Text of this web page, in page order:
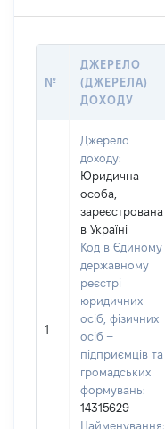
№
ДЖЕРЕЛО
(ДЖЕРЕЛА)
ДОХОДУ
1
Джерело
доходу:
Юридична
особа,
зареєстрована
в Україні
Код в Єдиному
державному
реєстрі
юридичних
осіб, фізичних
осіб –
підприємців та
громадських
формувань:
14315629
Найменування: